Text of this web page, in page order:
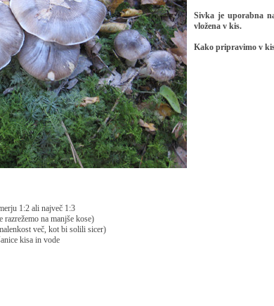
Sivka je uporabna
vložena v kis.
Kako pripravimo v
1:2 ali največ 1:3
na manjše kose)
več, kot bi solili sicer)
kisa in vode